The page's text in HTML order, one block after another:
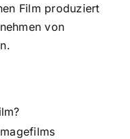
Film produziert
von